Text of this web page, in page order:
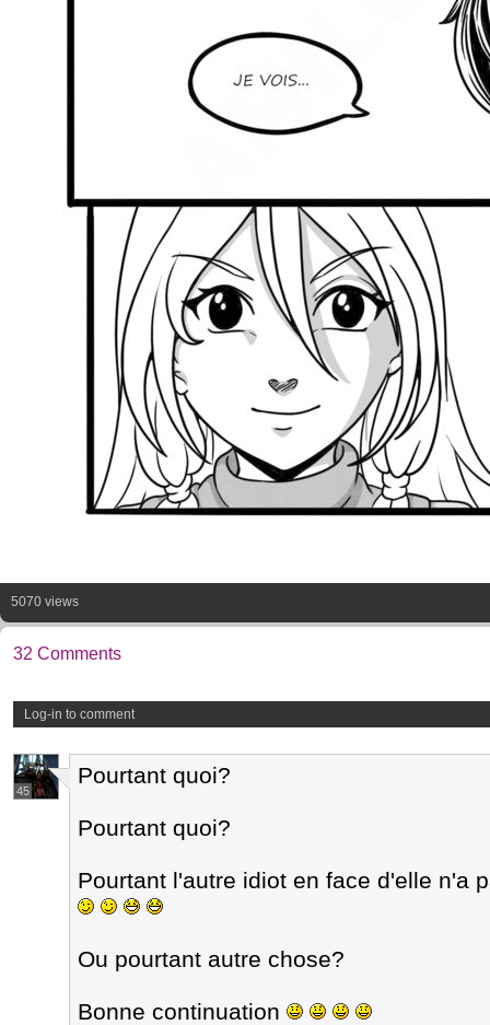
5070 views
32 Comments
Log-in to comment
45
Pourtant quoi?
Pourtant quoi?
Pourtant l'autre idiot en face d'elle n'a
Ou pourtant autre chose?
Bonne continuation